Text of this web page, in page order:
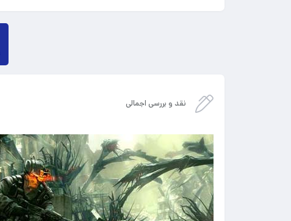
نقد و بررسی اجمالی